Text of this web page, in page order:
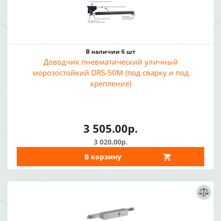
В наличии 6 шт
Доводчик пневматический уличный
морозостойкий DRS-50M (под сварку и под
крепление)
3 505.00р.
3 020.00р.
В корзину